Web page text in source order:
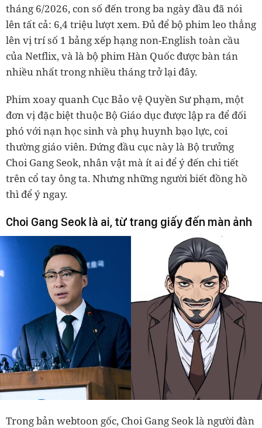
tháng 6/2026, con số đến trong ba ngày đầu đã nói
lên tất cả: 6,4 triệu lượt xem. Đủ để bộ phim leo thẳng
lên vị trí số 1 bảng xếp hạng non-English toàn cầu
của Netflix, và là bộ phim Hàn Quốc được bàn tán
nhiều nhất trong nhiều tháng trở lại đây.
Phim xoay quanh Cục Bảo vệ Quyền Sư phạm, một
đơn vị đặc biệt thuộc Bộ Giáo dục được lập ra để đối
phó với nạn học sinh và phụ huynh bạo lực, coi
thường giáo viên. Đứng đầu cục này là Bộ trưởng
Choi Gang Seok, nhân vật mà ít ai để ý đến chi tiết
trên cổ tay ông ta. Nhưng những người biết đồng hồ
thì để ý ngay.
Choi Gang Seok là ai, từ trang giấy đến màn ảnh
Trong bản webtoon gốc, Choi Gang Seok là người đàn